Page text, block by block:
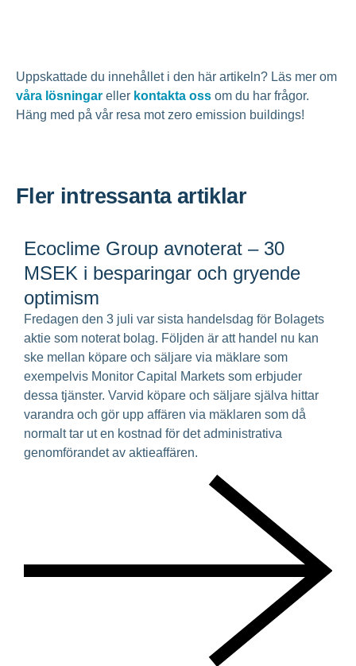
Uppskattade du innehållet i den här artikeln? Läs mer om
våra lösningar eller kontakta oss om du har frågor.
Häng med på vår resa mot zero emission buildings!
Fler intressanta artiklar
Ecoclime Group avnoterat – 30
MSEK i besparingar och gryende
optimism
Fredagen den 3 juli var sista handelsdag för Bolagets
aktie som noterat bolag. Följden är att handel nu kan
ske mellan köpare och säljare via mäklare som
exempelvis Monitor Capital Markets som erbjuder
dessa tjänster. Varvid köpare och säljare själva hittar
varandra och gör upp affären via mäklaren som då
normalt tar ut en kostnad för det administrativa
genomförandet av aktieaffären.